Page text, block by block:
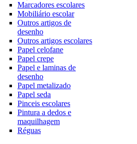
Marcadores escolares
Mobiliário escolar
Outros artigos de
desenho
Outros artigos escolares
Papel celofane
Papel crepe
Papel e laminas de
desenho
Papel metalizado
Papel seda
Pinceis escolares
Pintura a dedos e
maquilhagem
Réguas